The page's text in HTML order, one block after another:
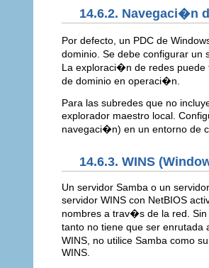
14.6.2. Navegaci�n
Por defecto, un PDC de
dominio. Se debe configurar un
La exploraci�n de redes puede
de dominio en operaci�n.
Para las subredes que no
explorador maestro local.
navegaci�n) en un entorno de
14.6.3. WINS
Un servidor Samba o un
servidor WINS con NetBIOS
nombres a trav�s de la red.
tanto no tiene que ser
WINS, no utilice Samba como
WINS.